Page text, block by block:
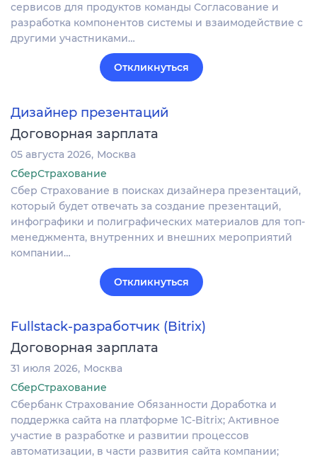
сервисов для продуктов команды Согласование и
разработка компонентов системы и взаимодействие с
другими участниками…
Откликнуться
Дизайнер презентаций
Договорная зарплата
05 августа 2026 Москва
СберСтрахование
Сбер Страхование в поисках дизайнера презентаций,
который будет отвечать за создание презентаций,
инфографики и полиграфических материалов для топ-
менеджмента, внутренних и внешних мероприятий
компании…
Откликнуться
Fullstack-разработчик (Bitrix)
Договорная зарплата
31 июля 2026 Москва
СберСтрахование
Сбербанк Страхование Обязанности Доработка и
поддержка сайта на платформе 1C-Bitrix; Активное
участие в разработке и развитии процессов
автоматизации, в части развития сайта компании;